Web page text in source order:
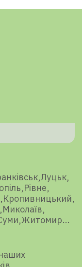
Луцьк
Рівне
Кропивницький
Миколаїв
Житомир